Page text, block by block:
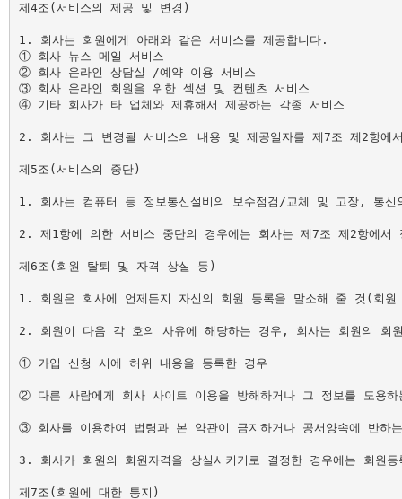
제4조(서비스의 제공 및 변경)
1. 회사는 회원에게 아래와 같은 서비스를 제공합니다.
① 회사 뉴스 메일 서비스
② 회사 온라인 상담실 /예약 이용 서비스
③ 회사 온라인 회원을 위한 섹션 및 컨텐츠 서비스
④ 기타 회사가 타 업체와 제휴해서 제공하는 각종 서비스
2. 회사는 그 변경될 서비스의 내용 및 제공일자를 제7조 제2항에
제5조(서비스의 중단)
1. 회사는 컴퓨터 등 정보통신설비의 보수점검/교체 및 고장, 통
2. 제1항에 의한 서비스 중단의 경우에는 회사는 제7조 제2항에
제6조(회원 탈퇴 및 자격 상실 등)
1. 회원은 회사에 언제든지 자신의 회원 등록을 말소해 줄 것(회
2. 회원이 다음 각 호의 사유에 해당하는 경우, 회사는 회원의 회
① 가입 신청 시에 허위 내용을 등록한 경우
② 다른 사람에게 회사 사이트 이용을 방해하거나 그 정보를 도용하
③ 회사를 이용하여 법령과 본 약관이 금지하거나 공서양속에 반하
3. 회사가 회원의 회원자격을 상실시키기로 결정한 경우에는 회원
제7조(회원에 대한 통지)